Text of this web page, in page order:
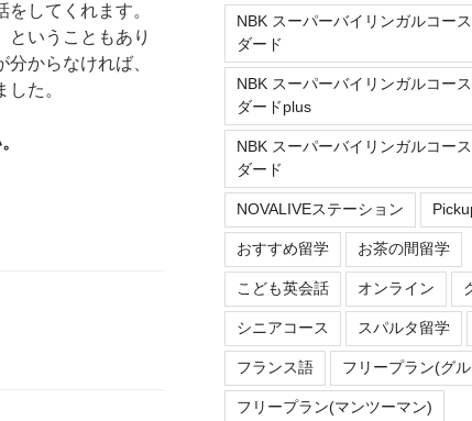
してくれます。
ということもあり
からなければ、
た。
NBK スーパーバイリンガルコー
ダード
NBK スーパーバイリンガルコー
ダードplus
NBK スーパーバイリンガルコー
ダード
NOVALIVEステーション
おすすめ留学 お茶の間留学
こども英会話 オンライン
シニアコース スパルタ留学
フランス語 フリープラン(グ
フリープラン(マンツーマン)